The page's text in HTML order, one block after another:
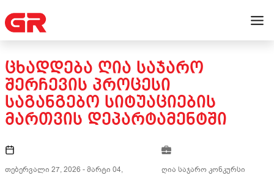
ᲪᲮᲐᲓᲓᲔᲑᲐ ᲦᲘᲐ ᲡᲐᲯᲐᲠᲝ
ᲨᲔᲠᲩᲔᲕᲘᲡ ᲞᲠᲝᲪᲔᲡᲘ
ᲡᲐᲒᲐᲜᲒᲔᲑᲝ ᲡᲘᲢᲣᲐᲪᲘᲔᲑᲘᲡ
ᲛᲐᲠᲗᲕᲘᲡ ᲓᲔᲞᲐᲠᲢᲐᲛᲔᲜᲢᲨᲘ
თებერვალი 27, 2026 -მარტი 04, ღია საჯარო კონკურსი